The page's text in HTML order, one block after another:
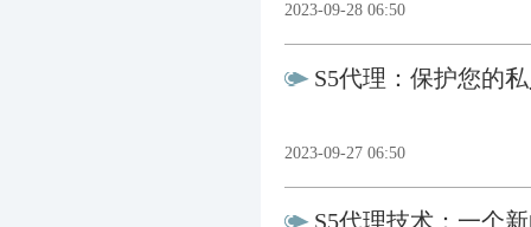
2023-09-28 06:50
S5代理：保护您的
2023-09-27 06:50
S5代理技术：一个